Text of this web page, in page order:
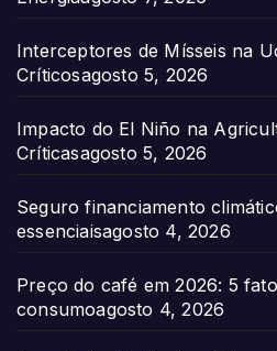
Interceptores de Mísseis na
Críticosagosto 5, 2026
Impacto do El Niño na
Críticasagosto 5, 2026
Seguro financiamento
essenciaisagosto 4, 2026
Preço do café em 2026: 5
consumoagosto 4, 2026